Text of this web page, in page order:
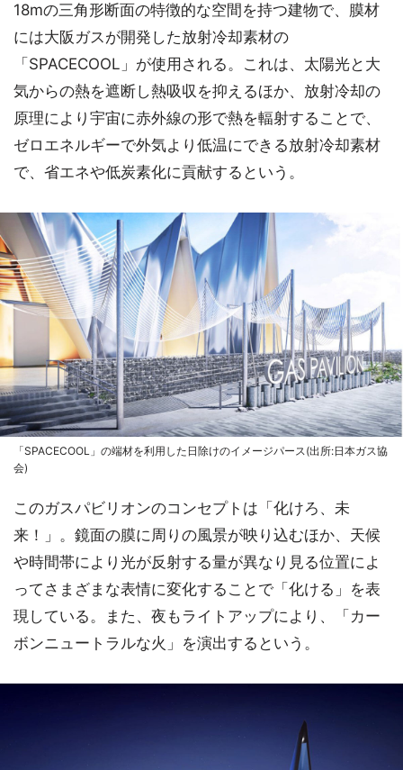
18mの三角形断面の特徴的な空間を持つ建物で、膜材
には大阪ガスが開発した放射冷却素材の
「SPACECOOL」が使用される。これは、太陽光と大
気からの熱を遮断し熱吸収を抑えるほか、放射冷却の
原理により宇宙に赤外線の形で熱を輻射することで、
ゼロエネルギーで外気より低温にできる放射冷却素材
で、省エネや低炭素化に貢献するという。
「SPACECOOL」の端材を利用した日除けのイメージパース(出所:日本ガス協
会)
このガスパビリオンのコンセプトは「化けろ、未
来！」。鏡面の膜に周りの風景が映り込むほか、天候
や時間帯により光が反射する量が異なり見る位置によ
ってさまざまな表情に変化することで「化ける」を表
現している。また、夜もライトアップにより、「カー
ボンニュートラルな火」を演出するという。